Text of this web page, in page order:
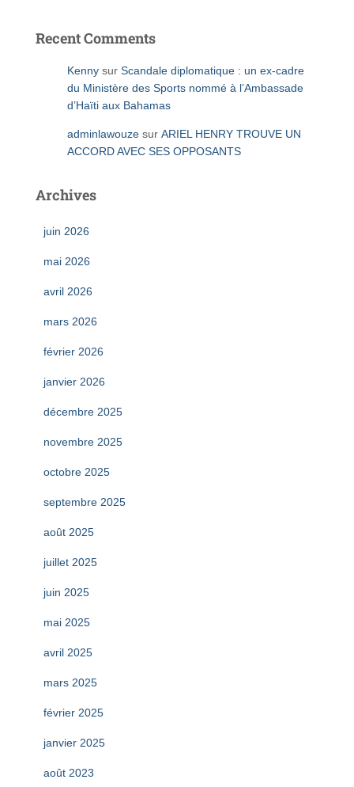
Recent Comments
Kenny sur Scandale diplomatique : un ex-cadre
du Ministère des Sports nommé à l’Ambassade
d’Haïti aux Bahamas
adminlawouze sur ARIEL HENRY TROUVE UN
ACCORD AVEC SES OPPOSANTS
Archives
juin 2026
mai 2026
avril 2026
mars 2026
février 2026
janvier 2026
décembre 2025
novembre 2025
octobre 2025
septembre 2025
août 2025
juillet 2025
juin 2025
mai 2025
avril 2025
mars 2025
février 2025
janvier 2025
août 2023